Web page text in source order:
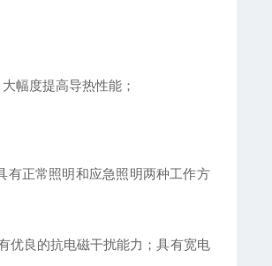
幅度提高导热性能；
有正常照明和应急照明两种工作方
优良的抗电磁干扰能力；具有宽电